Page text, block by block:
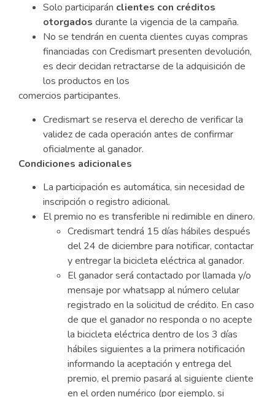
Solo participarán clientes con créditos
otorgados durante la vigencia de la campaña.
No se tendrán en cuenta clientes cuyas compras
financiadas con Credismart presenten devolución,
es decir decidan retractarse de la adquisición de
los productos en los
comercios participantes.
Credismart se reserva el derecho de verificar la
validez de cada operación antes de confirmar
oficialmente al ganador.
Condiciones adicionales
La participación es automática, sin necesidad de
inscripción o registro adicional.
El premio no es transferible ni redimible en dinero.
Credismart tendrá 15 días hábiles después
del 24 de diciembre para notificar, contactar
y entregar la bicicleta eléctrica al ganador.
El ganador será contactado por llamada y/o
mensaje por whatsapp al número celular
registrado en la solicitud de crédito. En caso
de que el ganador no responda o no acepte
la bicicleta eléctrica dentro de los 3 días
hábiles siguientes a la primera notificación
informando la aceptación y entrega del
premio, el premio pasará al siguiente cliente
en el orden numérico (por ejemplo, si